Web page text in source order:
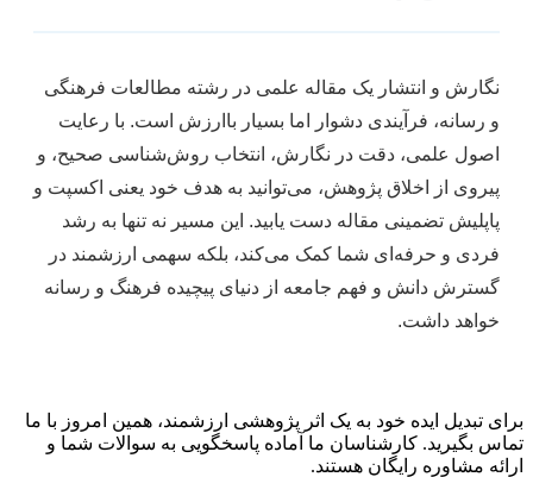
نگارش و انتشار یک مقاله علمی در رشته مطالعات فرهنگی
و رسانه، فرآیندی دشوار اما بسیار باارزش است. با رعایت
اصول علمی، دقت در نگارش، انتخاب روش‌شناسی صحیح، و
پیروی از اخلاق پژوهش، می‌توانید به هدف خود یعنی اکسپت و
پاپلیش تضمینی مقاله دست یابید. این مسیر نه تنها به رشد
فردی و حرفه‌ای شما کمک می‌کند، بلکه سهمی ارزشمند در
گسترش دانش و فهم جامعه از دنیای پیچیده فرهنگ و رسانه
خواهد داشت.
برای تبدیل ایده خود به یک اثر پژوهشی ارزشمند، همین امروز با ما
تماس بگیرید. کارشناسان ما آماده پاسخگویی به سوالات شما و
ارائه مشاوره رایگان هستند.